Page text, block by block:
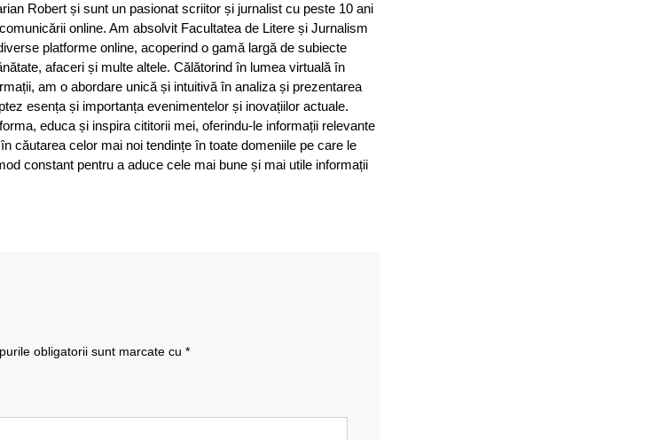
Robert și sunt un pasionat scriitor și jurnalist cu peste 10 ani
online. Am absolvit Facultatea de Litere și Jurnalism
platforme online, acoperind o gamă largă de subiecte
afaceri și multe altele. Călătorind în lumea virtuală în
am o abordare unică și intuitivă în analiza și prezentarea
esența și importanța evenimentelor și inovațiilor actuale.
educa și inspira cititorii mei, oferindu-le informații relevante
căutarea celor mai noi tendințe în toate domeniile pe care le
constant pentru a aduce cele mai bune și mai utile informații
obligatorii sunt marcate cu *